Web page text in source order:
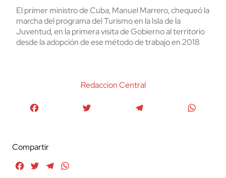
El primer ministro de Cuba, Manuel Marrero, chequeó la
marcha del programa del Turismo en la Isla de la
Juventud, en la primera visita de Gobierno al territorio
desde la adopción de ese método de trabajo en 2018
Redaccion Central
Compartir
FacebookTwitterTelegram